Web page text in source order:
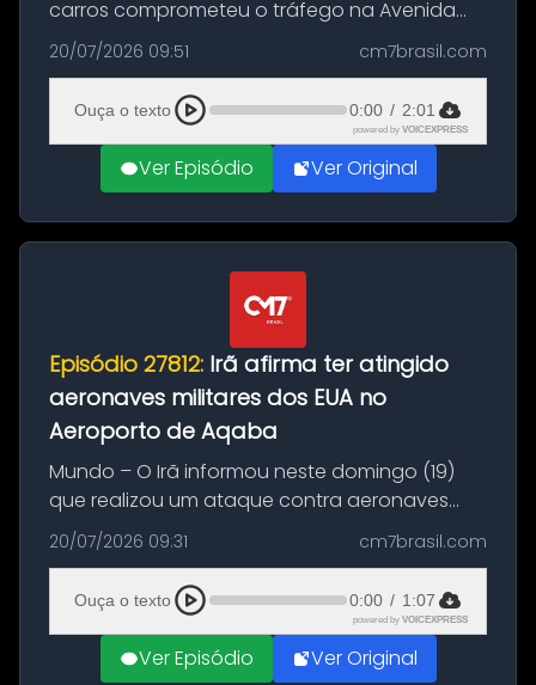
carros comprometeu o tráfego na Avenida
Brasil durante a manhã desta segunda-feira
(20), em frente ao complexo da Prefeitura de
Manaus, na Zona Oeste. A batida ter...
20/07/2026 09:51 cm7brasil.com
Ouça o texto 0:00 / 2:01
powered by VOICEXPRESS
Ver Episódio Ver Original
Episódio 27812: Irã afirma ter atingido
aeronaves militares dos EUA no
Aeroporto de Aqaba
Mundo – O Irã informou neste domingo (19)
que realizou um ataque contra aeronaves
militares dos Estados Unidos estacionadas no
Aeroporto de Aqaba, na Jordânia, durante a
21ª fase da Operação Nasr 2. A...
20/07/2026 09:31 cm7brasil.com
Ouça o texto 0:00 / 1:07
powered by VOICEXPRESS
Ver Episódio Ver Original